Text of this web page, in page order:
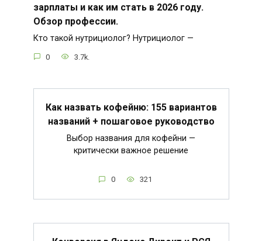
зарплаты и как им стать в 2026 году.
Обзор профессии.
Кто такой нутрициолог? Нутрициолог —
0 3.7k.
Как назвать кофейню: 155 вариантов
названий + пошаговое руководство
Выбор названия для кофейни —
критически важное решение
0 321